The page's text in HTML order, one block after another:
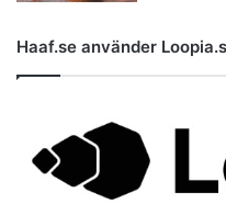
Haaf.se använder